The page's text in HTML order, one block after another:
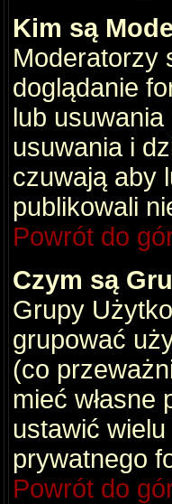
Kim są
Moderatorzy
doglądanie
lub
usuwania i
czuwają aby
publikowali
Powrót do
Czym są
Grupy
grupować
(co
mieć własne
ustawić
prywatnego
Powrót do